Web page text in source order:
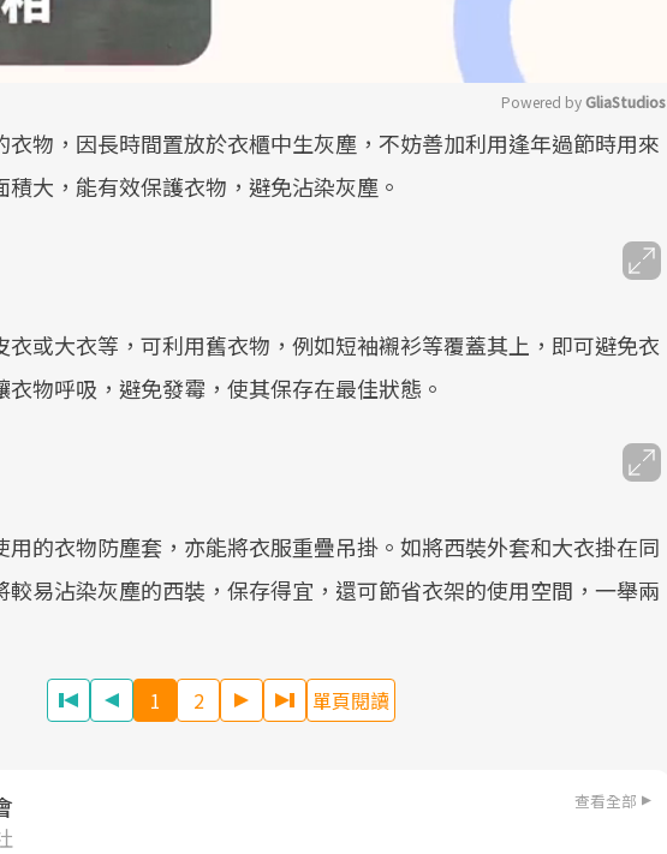
Powered by GliaStudios
衣物，因長時間置放於衣櫃中生灰塵，不妨善加利用逢年過節時用來
大，能有效保護衣物，避免沾染灰塵。
衣或大衣等，可利用舊衣物，例如短袖襯衫等覆蓋其上，即可避免衣
物呼吸，避免發霉，使其保存在最佳狀態。
用的衣物防塵套，亦能將衣服重疊吊掛。如將西裝外套和大衣掛在同
易沾染灰塵的西裝，保存得宜，還可節省衣架的使用空間，一舉兩
1 2 單頁閱讀
查看全部